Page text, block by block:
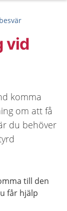
vid
komma
om att få
du behöver
till den
får hjälp